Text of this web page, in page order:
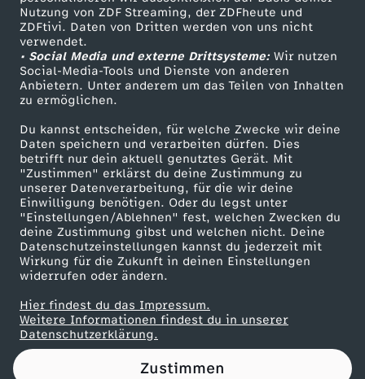
Nutzung von ZDF Streaming, der ZDFheute und
ZDFtivi. Daten von Dritten werden von uns nicht
verwendet.
• Social Media und externe Drittsysteme:Wir nutzen
Social-Media-Tools und Dienste von anderen
Anbietern. Unter anderem um das Teilen von Inhalten
zu ermöglichen.
Du kannst entscheiden, für welche Zwecke wir deine
Daten speichern und verarbeiten dürfen. Dies
betrifft nur dein aktuell genutztes Gerät. Mit
"Zustimmen" erklärst du deine Zustimmung zu
unserer Datenverarbeitung, für die wir deine
Einwilligung benötigen. Oder du legst unter
"Einstellungen/Ablehnen" fest, welchen Zwecken du
deine Zustimmung gibst und welchen nicht. Deine
Datenschutzeinstellungen kannst du jederzeit mit
Wirkung für die Zukunft in deinen Einstellungen
widerrufen oder ändern.
Hier findest du das Impressum.
Weitere Informationen findest du in unserer
Datenschutzerklärung.
Zustimmen
o
m
a
t
i
e
i
m
P
ZDF Unternehmen
Karriere
ZDF goes Schule
Werbefernsehen
Mainzelmännchen
Partner